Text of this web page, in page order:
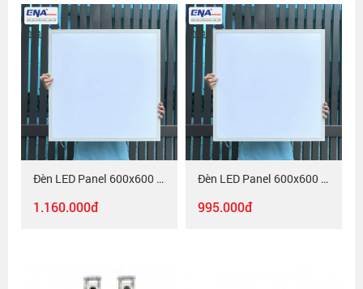
Đèn LED Panel 600x600 48w - PLB - 3 chế độ màu
1.160.000đ
Đèn LED Panel 600x600 48w - PLB - Trắng, Vàng, Trung tính
995.000đ